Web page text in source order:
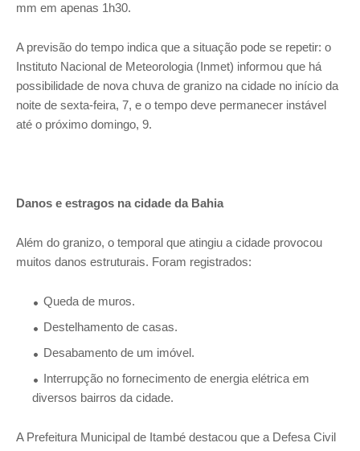
mm em apenas 1h30.
A previsão do tempo indica que a situação pode se repetir: o
Instituto Nacional de Meteorologia (Inmet) informou que há
possibilidade de nova chuva de granizo na cidade no início da
noite de sexta-feira, 7, e o tempo deve permanecer instável
até o próximo domingo, 9.
Danos e estragos na cidade da Bahia
Além do granizo, o temporal que atingiu a cidade provocou
muitos danos estruturais. Foram registrados:
Queda de muros.
Destelhamento de casas.
Desabamento de um imóvel.
Interrupção no fornecimento de energia elétrica em
diversos bairros da cidade.
A Prefeitura Municipal de Itambé destacou que a Defesa Civil